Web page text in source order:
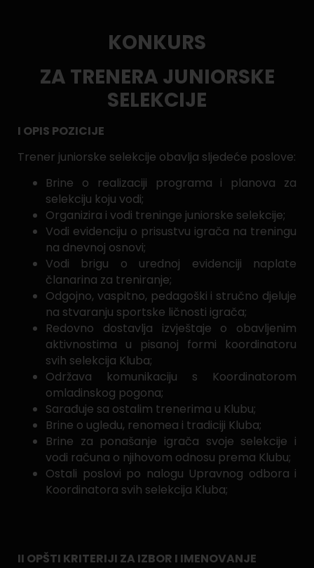
KONKURS
ZA TRENERA JUNIORSKE
SELEKCIJE
I OPIS POZICIJE
Trener juniorske selekcije obavlja sljedeće poslove:
Brine o realizaciji programa i planova za
selekciju koju vodi;
Organizira i vodi treninge juniorske selekcije;
Vodi evidenciju o prisustvu igrača na treningu
na dnevnoj osnovi;
Vodi brigu o urednoj evidenciji naplate
članarina za treniranje;
Odgojno, vaspitno, pedagoški i stručno djeluje
na stvaranju sportske ličnosti igrača;
Redovno dostavlja izvještaje o obavljenim
aktivnostima u pisanoj formi koordinatoru
svih selekcija Kluba;
Održava komunikaciju s Koordinatorom
omladinskog pogona;
Sarađuje sa ostalim trenerima u Klubu;
Brine o ugledu, renomea i tradiciji Kluba;
Brine za ponašanje igrača svoje selekcije i
vodi računa o njihovom odnosu prema Klubu;
Ostali poslovi po nalogu Upravnog odbora i
Koordinatora svih selekcija Kluba;
II OPŠTI KRITERIJI ZA IZBOR I IMENOVANJE